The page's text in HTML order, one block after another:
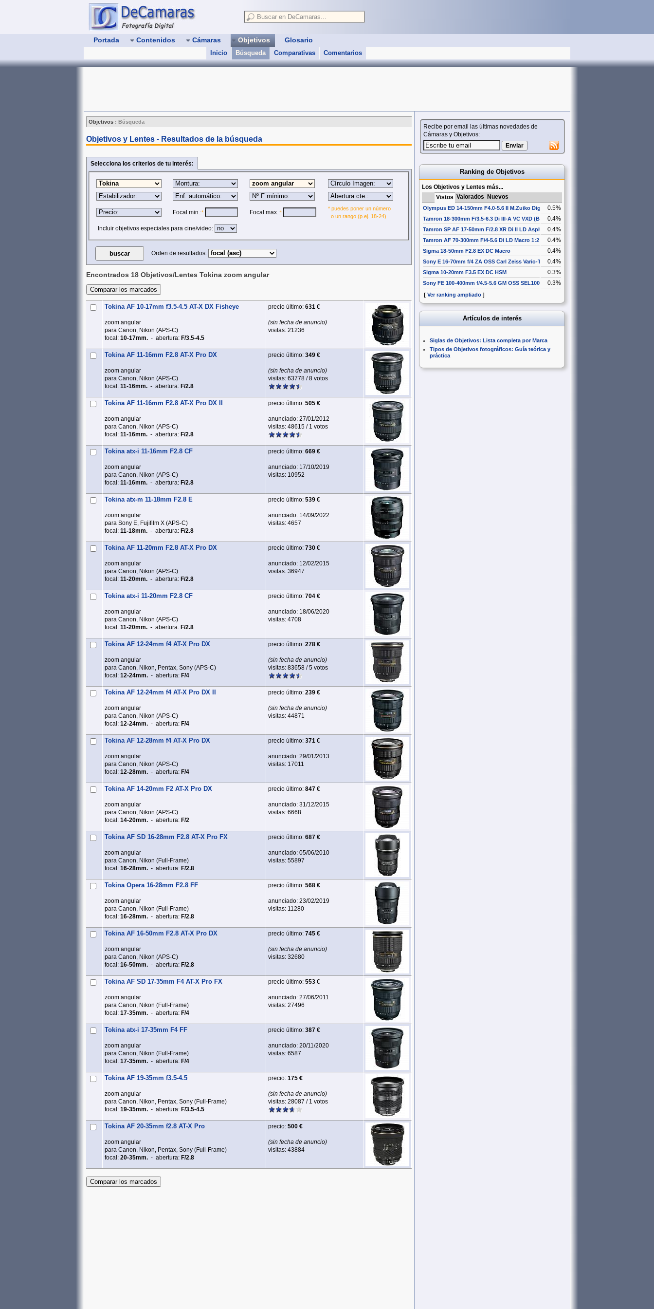
Portada Contenidos Cámaras Objetivos
Inicio Búsqueda Comparativas Comentarios
Glosario
Objetivos : Búsqueda
Objetivos y Lentes - Resultados de la búsqueda
Selecciona los criterios de tu interés:
Focal min.:* Focal max.:*
* puedes poner un número
o un rango (p.ej. 18-24)
Incluir objetivos especiales para cine/video:
Orden de resultados:
Encontrados 18 Objetivos/Lentes Tokina zoom angular
Tokina AF 10-17mm f3.5-4.5 AT-X DX Fisheye
zoom angular
para Canon, Nikon (APS‑C)
focal: 10-17mm. - abertura: F/3.5-4.5
precio último: 631 €
(sin fecha de anuncio)
visitas: 21236
Tokina AF 11-16mm F2.8 AT-X Pro DX
zoom angular
para Canon, Nikon (APS‑C)
focal: 11-16mm. - abertura: F/2.8
precio último: 349 €
(sin fecha de anuncio)
visitas: 63778 / 8 votos
Tokina AF 11-16mm F2.8 AT-X Pro DX II
zoom angular
para Canon, Nikon (APS‑C)
focal: 11-16mm. - abertura: F/2.8
precio último: 505 €
anunciado: 27/01/2012
visitas: 48615 / 1 votos
Tokina atx-i 11-16mm F2.8 CF
zoom angular
para Canon, Nikon (APS‑C)
focal: 11-16mm. - abertura: F/2.8
precio último: 669 €
anunciado: 17/10/2019
visitas: 10952
Tokina atx-m 11-18mm F2.8 E
zoom angular
para Sony E, Fujifilm X (APS‑C)
focal: 11-18mm. - abertura: F/2.8
precio último: 539 €
anunciado: 14/09/2022
visitas: 4657
Tokina AF 11-20mm F2.8 AT-X Pro DX
zoom angular
para Canon, Nikon (APS‑C)
focal: 11-20mm. - abertura: F/2.8
precio último: 730 €
anunciado: 12/02/2015
visitas: 36947
Tokina atx-i 11-20mm F2.8 CF
zoom angular
para Canon, Nikon (APS‑C)
focal: 11-20mm. - abertura: F/2.8
precio último: 704 €
anunciado: 18/06/2020
visitas: 4708
Tokina AF 12-24mm f4 AT-X Pro DX
zoom angular
para Canon, Nikon, Pentax, Sony (APS‑C)
focal: 12-24mm. - abertura: F/4
precio último: 278 €
(sin fecha de anuncio)
visitas: 83658 / 5 votos
Tokina AF 12-24mm f4 AT-X Pro DX II
zoom angular
para Canon, Nikon (APS‑C)
focal: 12-24mm. - abertura: F/4
precio último: 239 €
(sin fecha de anuncio)
visitas: 44871
Tokina AF 12-28mm f4 AT-X Pro DX
zoom angular
para Canon, Nikon (APS‑C)
focal: 12-28mm. - abertura: F/4
precio último: 371 €
anunciado: 29/01/2013
visitas: 17011
Tokina AF 14-20mm F2 AT-X Pro DX
zoom angular
para Canon, Nikon (APS‑C)
focal: 14-20mm. - abertura: F/2
precio último: 847 €
anunciado: 31/12/2015
visitas: 6668
Tokina AF SD 16-28mm F2.8 AT-X Pro FX
zoom angular
para Canon, Nikon (Full‑Frame)
focal: 16-28mm. - abertura: F/2.8
precio último: 687 €
anunciado: 05/06/2010
visitas: 55897
Tokina Opera 16-28mm F2.8 FF
zoom angular
para Canon, Nikon (Full‑Frame)
focal: 16-28mm. - abertura: F/2.8
precio último: 568 €
anunciado: 23/02/2019
visitas: 11280
Tokina AF 16-50mm F2.8 AT-X Pro DX
zoom angular
para Canon, Nikon (APS‑C)
focal: 16-50mm. - abertura: F/2.8
precio último: 745 €
(sin fecha de anuncio)
visitas: 32680
Tokina AF SD 17-35mm F4 AT-X Pro FX
zoom angular
para Canon, Nikon (Full‑Frame)
focal: 17-35mm. - abertura: F/4
precio último: 553 €
anunciado: 27/06/2011
visitas: 27496
Tokina atx-i 17-35mm F4 FF
zoom angular
para Canon, Nikon (Full‑Frame)
focal: 17-35mm. - abertura: F/4
precio último: 387 €
anunciado: 20/11/2020
visitas: 6587
Tokina AF 19-35mm f3.5-4.5
zoom angular
para Canon, Nikon, Pentax, Sony (Full‑Frame)
focal: 19-35mm. - abertura: F/3.5-4.5
precio: 175 €
(sin fecha de anuncio)
visitas: 28087 / 1 votos
Tokina AF 20-35mm f2.8 AT-X Pro
zoom angular
para Canon, Nikon, Pentax, Sony (Full‑Frame)
focal: 20-35mm. - abertura: F/2.8
precio: 500 €
(sin fecha de anuncio)
visitas: 43884
Recibe por email las últimas novedades de
Cámaras y Objetivos:
Ranking de Objetivos
Los Objetivos y Lentes más...
Vistos Valorados Nuevos
Olympus ED 14-150mm F4.0-5.6 II M.Zuiko Digital0.5%
Tamron 18-300mm F/3.5-6.3 Di III-A VC VXD (B061)0.4%
Tamron SP AF 17-50mm F/2.8 XR Di II LD Aspherical [IF]
0.4%
Tamron AF 70-300mm F/4-5.6 Di LD Macro 1:2 0.4%
Sigma 18-50mm F2.8 EX DC Macro 0.4%
Sony E 16-70mm f/4 ZA OSS Carl Zeiss Vario-Tessar T* SEL1670Z
0.4%
Sigma 10-20mm F3.5 EX DC HSM 0.3%
Sony FE 100-400mm f/4.5-5.6 GM OSS SEL100400GM
0.3%
[ Ver ranking ampliado ]
Artículos de interés
Siglas de Objetivos: Lista completa por Marca
Tipos de Objetivos fotográficos: Guía teórica y
práctica